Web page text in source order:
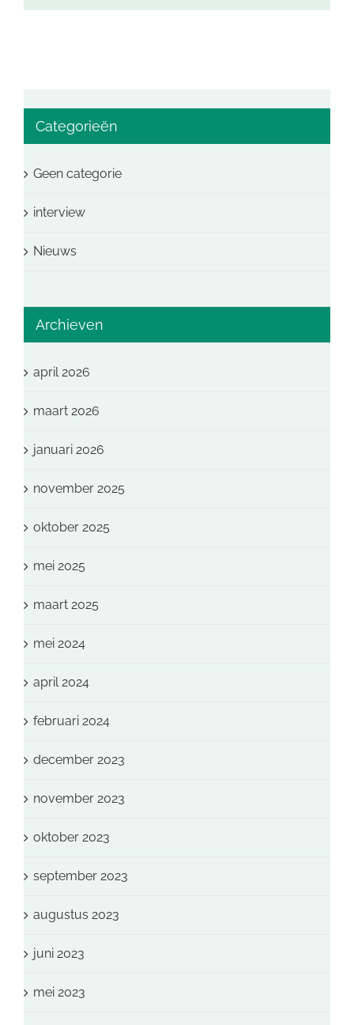
Categorieën
Geen categorie
interview
Nieuws
Archieven
april 2026
maart 2026
januari 2026
november 2025
oktober 2025
mei 2025
maart 2025
mei 2024
april 2024
februari 2024
december 2023
november 2023
oktober 2023
september 2023
augustus 2023
juni 2023
mei 2023